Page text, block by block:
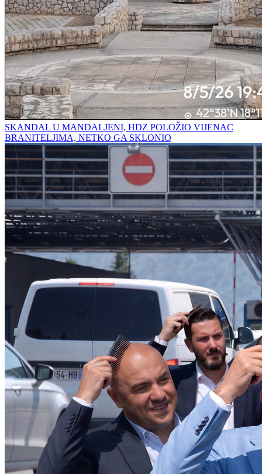
SKANDAL U MANDALJENI, HDZ POLOŽIO VIJENAC
BRANITELJIMA, NETKO GA SKLONIO